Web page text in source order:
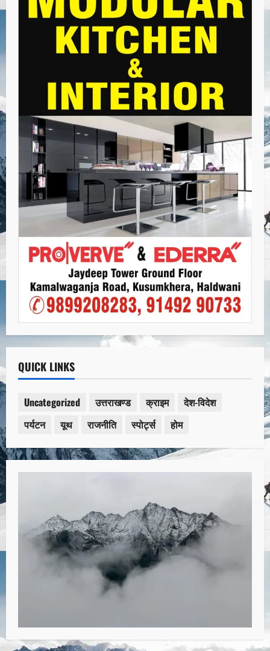
QUICK LINKS
Uncategorized उत्तराखण्ड क्राइम
देश-विदेश
पर्यटन
यूथ राजनीति स्पोर्ट्स होम